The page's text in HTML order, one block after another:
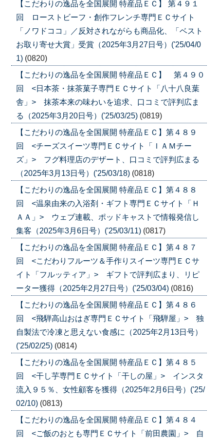
【こだわりの逸品を全国展開 特産品ＥＣ】 第４９１
回 ローストビーフ・創作フレンチ専門ＥＣサイト
「ノワドココ」／反対されながらも商品化、「ベスト
お取り寄せ大賞」受賞（2025年3月27日号）('25/04/0
1) (0820)
【こだわりの逸品を全国展開 特産品ＥＣ】 第４９０
回 <日本茶・抹茶菓子専門ＥＣサイト「八十八良葉
舎」> 抹茶本来の味わいを追求、口コミで評判広ま
る（2025年3月20日号）('25/03/25) (0819)
【こだわりの逸品を全国展開 特産品ＥＣ】第４８９
回 <チーズスイーツ専門ＥＣサイト「ＩＡＭチー
ズ」> フグ料理店のデザート、口コミで評判広まる
（2025年3月13日号）('25/03/18) (0818)
【こだわりの逸品を全国展開 特産品ＥＣ】第４８８
回 <温泉由来の入浴剤・ギフト専門ＥＣサイト「Ｈ
ＡＡ」> ウェブ連載、ポッドキャストで情報発信し
集客（2025年3月6日号）('25/03/11) (0817)
【こだわりの逸品を全国展開 特産品ＥＣ】第４８７
回 <こだわりフルーツ＆手作りスイーツ専門ＥＣサ
イト「フルッティア」> ギフトで評判広まり、リピ
ーター獲得（2025年2月27日号）('25/03/04) (0816)
【こだわりの逸品を全国展開 特産品ＥＣ】第４８６
回 <飛騨高山おはぎ専門ＥＣサイト「飛騨屋」> 独
自製法で冷凍と思えない食感に（2025年2月13日号）
('25/02/25) (0814)
【こだわりの逸品を全国展開 特産品ＥＣ】第４８５
回 <干し芋専門ＥＣサイト「干しの屋」> インスタ
流入９５％、女性顧客を獲得（2025年2月6日号）('25/
02/10) (0813)
【こだわりの逸品を全国展開 特産品ＥＣ】第４８４
回 <ご飯のおとも専門ＥＣサイト「前田農園」> 自